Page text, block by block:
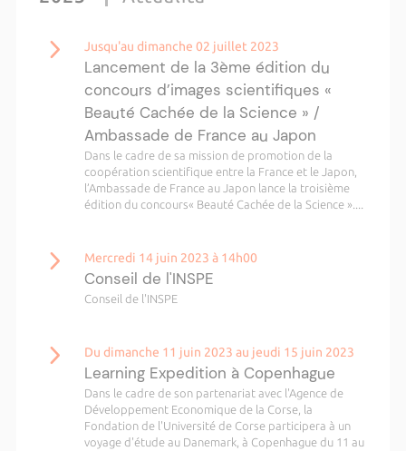
Jusqu'au dimanche 02 juillet 2023
Lancement de la 3ème édition du
concours d’images scientifiques «
Beauté Cachée de la Science » /
Ambassade de France au Japon
Dans le cadre de sa mission de promotion de la
coopération scientifique entre la France et le Japon,
l’Ambassade de France au Japon lance la troisième
édition du concours« Beauté Cachée de la Science »....
Mercredi 14 juin 2023 à 14h00
Conseil de l'INSPE
Conseil de l'INSPE
Du dimanche 11 juin 2023 au jeudi 15 juin 2023
Learning Expedition à Copenhague
Dans le cadre de son partenariat avec l'Agence de
Développement Economique de la Corse, la
Fondation de l'Université de Corse participera à un
voyage d'étude au Danemark, à Copenhague du 11 au